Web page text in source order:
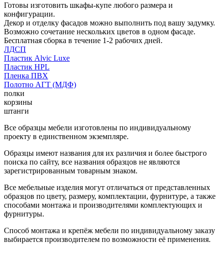
Готовы изготовить шкафы-купе любого размера и
конфигурации.
Декор и отделку фасадов можно выполнить под вашу задумку.
Возможно сочетание нескольких цветов в одном фасаде.
Бесплатная сборка в течение 1-2 рабочих дней.
ЛДСП
Пластик Alvic Luxe
Пластик HPL
Пленка ПВХ
Полотно АГТ (МДФ)
полки
корзины
штанги
Все образцы мебели изготовлены по индивидуальному
проекту в единственном экземпляре.
Образцы имеют названия для их различия и более быстрого
поиска по сайту, все названия образцов не являются
зарегистрированным товарным знаком.
Все мебельные изделия могут отличаться от представленных
образцов по цвету, размеру, комплектации, фурнитуре, а также
способами монтажа и производителями комплектующих и
фурнитуры.
Способ монтажа и крепёж мебели по индивидуальному заказу
выбирается производителем по возможности её применения.